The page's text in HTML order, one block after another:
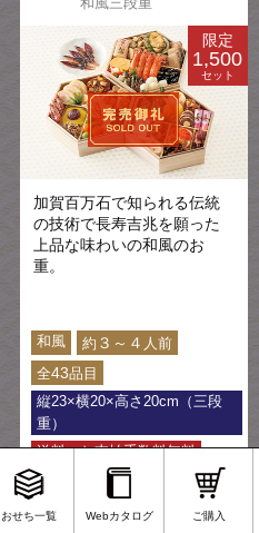
限定
1,500
セット
加賀百万石で知られる伝統
の技術で長寿吉兆を願った
上品な味わいの和風のお
重。
和風 約 ３～４ 人前
全43品目
縦23×横20×高さ20cm（三段
重）
送料・お支払手数料無料
33,500
おせち一覧 Webカタログ ご購入